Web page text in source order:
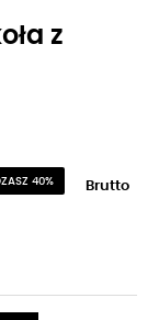
z
40% Brutto